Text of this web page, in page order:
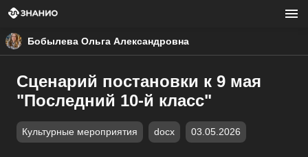
Бобылева Ольга Александровна
Сценарий постановки к 9 мая
"Последний 10-й класс"
Культурные мероприятия docx 03.05.2026